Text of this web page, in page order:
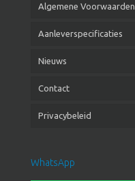
Algemene Voorwaarden
Aanleverspecificaties
Nieuws
Contact
Privacybeleid
WhatsApp